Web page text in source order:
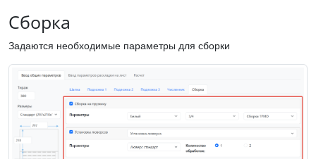
Сборка
Задаются необходимые параметры для сборки